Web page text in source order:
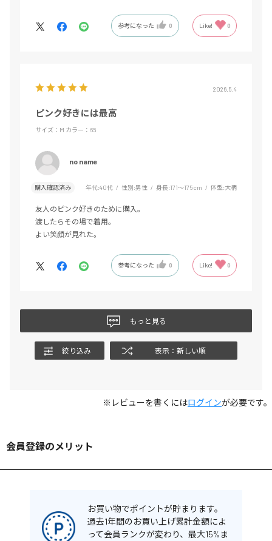
参考になった 0 Like! 0
2026.5.4
ピンク好きには最高
サイズ：M カラー：65
no name
購入確認済み 年代:40代 性別:男性 身長:171～175cm 体型:大柄
友人のピンク好きのために購入。
渡したらその場で着用。
よい笑顔が見れた。
参考になった 0 Like! 0
もっと見る
絞り込み 表示：新しい順
※レビューを書くにはログインが必要です。
会員登録のメリット
お買い物でポイントが貯まります。
過去1年間のお買い上げ累計金額によ
って会員ランクが変わり、最大15%ま